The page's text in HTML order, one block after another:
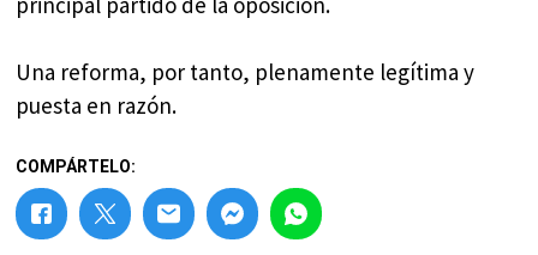
Una reforma, por tanto, plenamente legítima y
puesta en razón.
COMPÁRTELO: